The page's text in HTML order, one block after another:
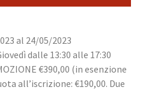
al 24/05/2023
dalle 13:30 alle 17:30
€390,00 (in esenzione
all’iscrizione: €190,00. Due